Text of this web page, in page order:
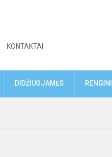
KONTAKTAI
DIDŽIUOJAMĖS